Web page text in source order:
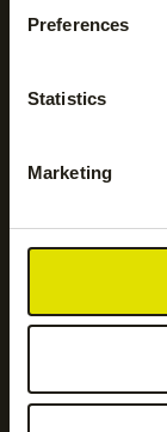
Preferences
Statistics
Marketing
Legguards